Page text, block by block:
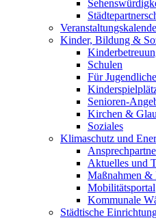
Kinder, Bildung &
Schulen
Für Jugendliche
Senioren-
Kirchen &
Soziales
Klimaschutz und
Aktuelles und
Maßnahmen &
Mobilitätsportal
Kommunale
Städtische